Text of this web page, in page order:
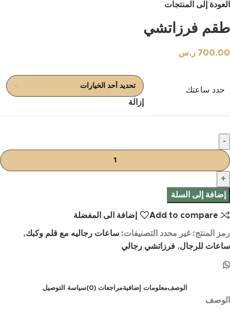
العودة إلى المنتجات
طقم فرزاتشي
700.00 ر.س
حدد ساعتك
إزالة
إضافة إلى السلة
Add to compare إضافة الى المفضلة
رمز المنتج:غير محدد التصنيفات: ساعات رجاليه مع قلم وكبك,
ساعات للرجال, فرزاتشي رجالي
الوصفمعلومات إضافيةمراجعات (0) سياسة التوصيل
الوصف